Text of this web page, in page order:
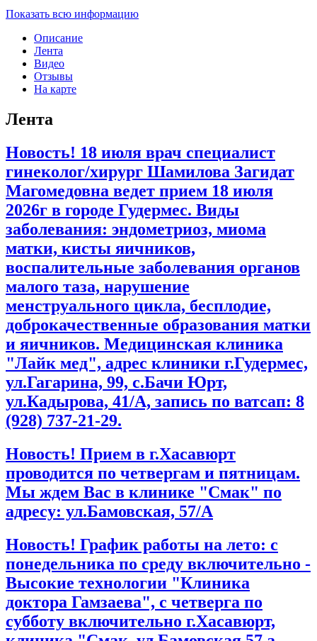
Показать всю информацию
Описание
Лента
Видео
Отзывы
На карте
Лента
Новость! 18 июля врач специалист
гинеколог/хирург Шамилова Загидат
Магомедовна ведет прием 18 июля
2026г в городе Гудермес. Виды
заболевания: эндометриоз, миома
матки, кисты яичников,
воспалительные заболевания органов
малого таза, нарушение
менструального цикла, бесплодие,
доброкачественные образования матки
и яичников. Медицинская клиника
"Лайк мед", адрес клиники г.Гудермес,
ул.Гагарина, 99, с.Бачи Юрт,
ул.Кадырова, 41/А, запись по ватсап: 8
(928) 737-21-29.
Новость! Прием в г.Хасавюрт
проводится по четвергам и пятницам.
Мы ждем Вас в клинике "Смак" по
адресу: ул.Бамовская, 57/А
Новость! График работы на лето: с
понедельника по среду включительно -
Высокие технологии "Клиника
доктора Гамзаева", с четверга по
субботу включительно г.Хасавюрт,